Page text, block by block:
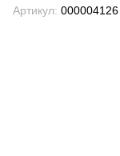
Артикул: 000004126